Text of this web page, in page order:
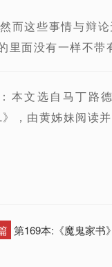
而这些事情与辩
里面没有一样不带
本文选自马丁路
，由黄姊妹阅读并
第169本:《魔鬼家书